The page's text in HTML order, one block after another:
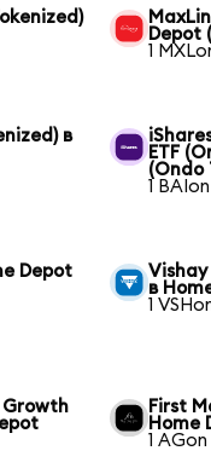
Depot
1
в
ETF
(Ondo
1
Depot
в
1
Growth
First
Home
1